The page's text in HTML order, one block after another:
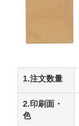
1.注文数量
2.印刷面・
色